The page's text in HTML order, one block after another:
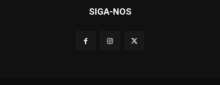
SIGA-NOS